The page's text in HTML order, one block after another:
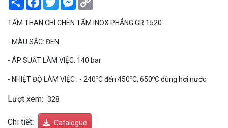
TẤM THAN CHÌ CHÈN TẤM INOX PHẲNG GR 1520
- MÀU SẮC: ĐEN
- ÁP SUẤT LÀM VIỆC: 140 bar
- NHIỆT ĐỘ LÀM VIỆC : - 240oC đến 450oC, 650oC dùng hơi nước
Lượt xem: 328
Chi tiết: Catalogue